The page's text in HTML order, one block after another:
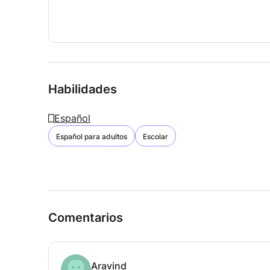
Habilidades
Español
Español para adultos Escolar
Comentarios
Aravind